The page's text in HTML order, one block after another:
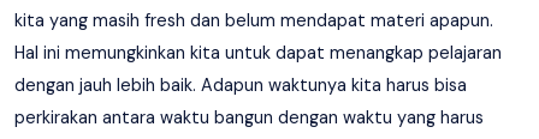
kita yang masih fresh dan belum mendapat materi apapun.
Hal ini memungkinkan kita untuk dapat menangkap pelajaran
dengan jauh lebih baik. Adapun waktunya kita harus bisa
perkirakan antara waktu bangun dengan waktu yang harus